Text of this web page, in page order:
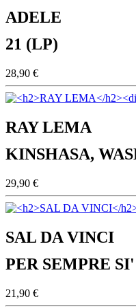
ADELE
21 (LP)
28,90 €
RAY LEMA
KINSHASA,
29,90 €
SAL DA VINCI
PER SEMPRE
21,90 €